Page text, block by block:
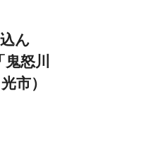
ん
鬼怒川
市）